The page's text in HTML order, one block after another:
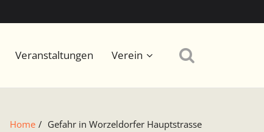
Veranstaltungen Verein
Home / Gefahr in Worzeldorfer Hauptstrasse